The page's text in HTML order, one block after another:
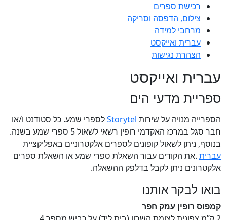
רכישת ספרים
צילום, הדפסה וסריקה
מרחבי למידה
עברית ואייקסט
הצהרת נגישות
עברית ואייקסט
ספריית מדעי הים
​​הספרייה מנויה על שירותStorytelלספרי שמע. כל סטודנט ו/או
חבר סגל במרכז האקדמי רופין רשאי לשאול 5 ספרי שמע בשנה.
בנוסף, ניתן לשאול קופונים לספרים אלקטרוניים באפליקציית
עברית.את הקודים עבור השאלת ספרי שמע או השאלת ספרים
אלקטרונים ניתן לקבל בדלפק ההשאלה.
בואו לבקר אותנו
קמפוס רופין עמק חפר